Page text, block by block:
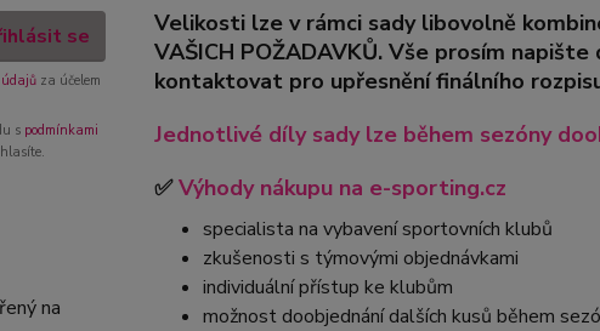
se
za účelem
s podmínkami
na
Velikosti lze v rámci sady libovolně
VAŠICH POŽADAVKŮ. Vše prosím
kontaktovat pro upřesnění finálního
Jednotlivé díly sady lze během sezóny
✅Výhody nákupu na e-sporting.cz
specialista na vybavení sportovních klubů
zkušenosti s týmovými objednávkami
individuální přístup ke klubům
možnost doobjednání dalších kusů během